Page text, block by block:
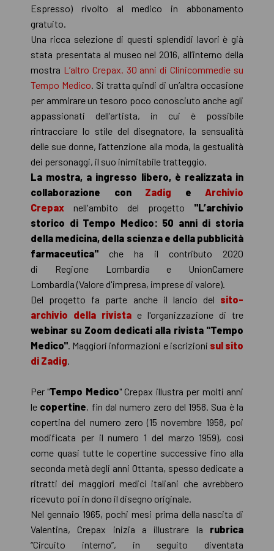
Espresso) rivolto al medico in abbonamento
gratuito.
Una ricca selezione di questi splendidi lavori è già
stata presentata al museo nel 2016, all’interno della
mostra L’altro Crepax. 30 anni di Clinicommedie su
Tempo Medico. Si tratta quindi di un’altra occasione
per ammirare un tesoro poco conosciuto anche agli
appassionati dell’artista, in cui è possibile
rintracciare lo stile del disegnatore, la sensualità
delle sue donne, l’attenzione alla moda, la gestualità
dei personaggi, il suo inimitabile tratteggio.
La mostra, a ingresso libero, è realizzata in
collaborazione con Zadig e Archivio
Crepax nell'ambito del progetto "L’archivio
storico di Tempo Medico: 50 anni di storia
della medicina, della scienza e della pubblicità
farmaceutica" che ha il contributo 2020
di Regione Lombardia e UnionCamere
Lombardia (Valore d'impresa, imprese di valore).
Del progetto fa parte anche il lancio del sito-
archivio della rivista e l'organizzazione di tre
webinar su Zoom dedicati alla rivista "Tempo
Medico". Maggiori informazioni e iscrizioni sul sito
di Zadig.
Per "Tempo Medico" Crepax illustra per molti anni
le copertine, fin dal numero zero del 1958. Sua è la
copertina del numero zero (15 novembre 1958, poi
modificata per il numero 1 del marzo 1959), così
come quasi tutte le copertine successive fino alla
seconda metà degli anni Ottanta, spesso dedicate a
ritratti dei maggiori medici italiani che avrebbero
ricevuto poi in dono il disegno originale.
Nel gennaio 1965, pochi mesi prima della nascita di
Valentina, Crepax inizia a illustrare la rubrica
“Circuito interno”, in seguito diventata